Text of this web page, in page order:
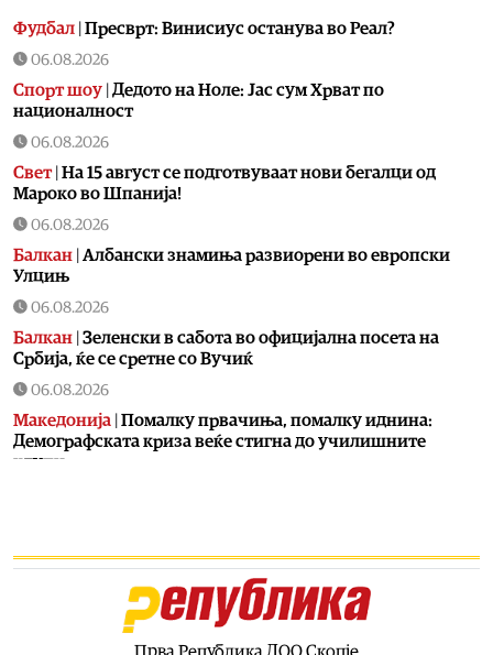
Фудбал | Пресврт: Винисиус останува во Реал?
06.08.2026
Спорт шоу | Дедото на Ноле: Јас сум Хрват по
националност
06.08.2026
Свет| На 15 август се подготвуваат нови бегалци од
Мароко во Шпанија!
06.08.2026
Балкан | Албански знамиња развиорени во европски
Улцињ
06.08.2026
Балкан | Зеленски в сабота во официјална посета на
Србија, ќе се сретне со Вучиќ
06.08.2026
Македонија | Помалку првачиња, помалку иднина:
Демографската криза веќе стигна до училишните
клупи
со невроинвазивна форма
Вкупно 18 пожари на отворено денеска до 18
часот, два се активниПрва Република ДОО Скопје